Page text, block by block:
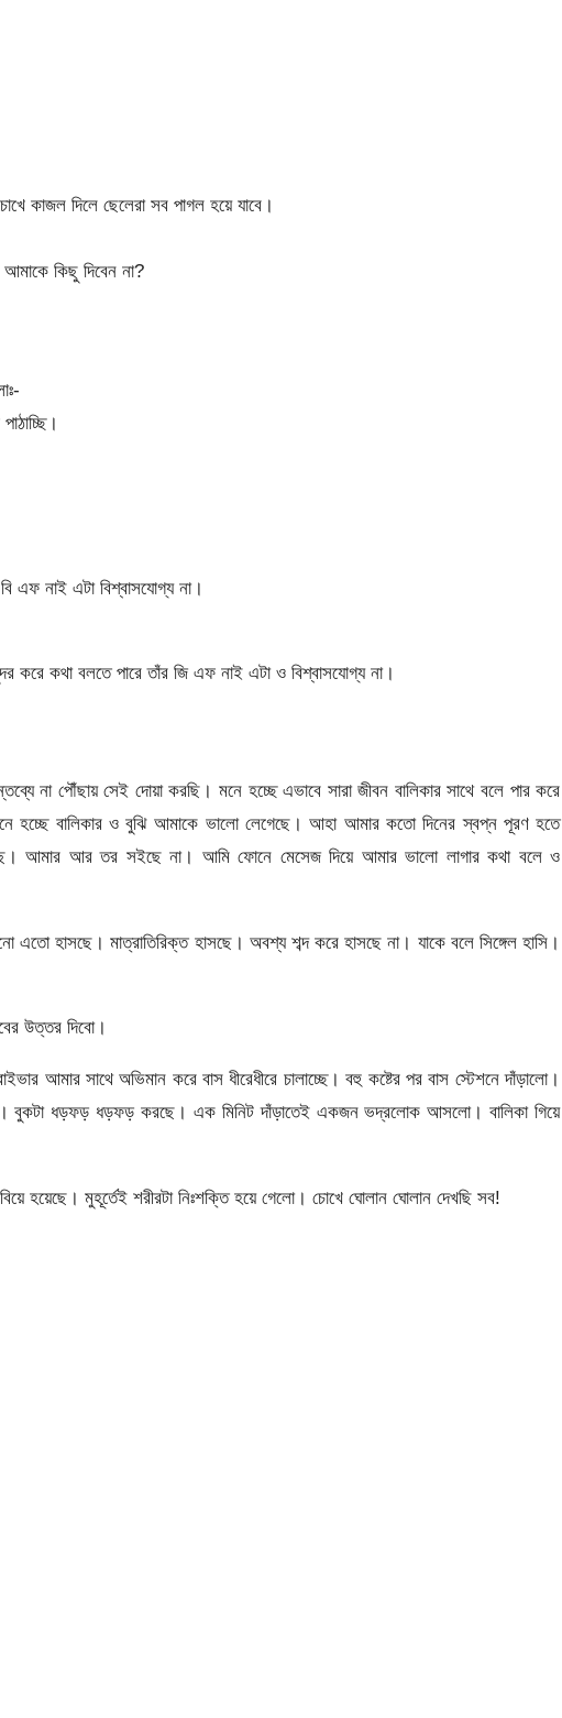
কাজল দিলে ছেলেরা সব পাগল হয়ে যাবে।
কিছু দিবেন না?
এফ নাই এটা বিশ্বাসযোগ্য না।
কথা বলতে পারে তাঁর জি এফ নাই এটা ও বিশ্বাসযোগ্য না।
না পৌঁছায় সেই দোয়া করছি। মনে হচ্ছে এভাবে সারা জীবন বালিকার সাথে বলে পার করে
হচ্ছে বালিকার ও বুঝি আমাকে ভালো লেগেছে। আহা আমার কতো দিনের স্বপ্ন পূরণ হতে
আমার আর তর সইছে না। আমি ফোনে মেসেজ দিয়ে আমার ভালো লাগার কথা বলে ও
এতো হাসছে। মাত্রাতিরিক্ত হাসছে। অবশ্য শব্দ করে হাসছে না। যাকে বলে সিঙ্গেল হাসি।
উত্তর দিবো।
আমার সাথে অভিমান করে বাস ধীরেধীরে চালাচ্ছে। বহু কষ্টের পর বাস স্টেশনে দাঁড়ালো।
বুকটা ধড়ফড় ধড়ফড় করছে। এক মিনিট দাঁড়াতেই একজন ভদ্রলোক আসলো। বালিকা গিয়ে
হয়েছে। মুহূর্তেই শরীরটা নিঃশক্তি হয়ে গেলো। চোখে ঘোলান ঘোলান দেখছি সব!